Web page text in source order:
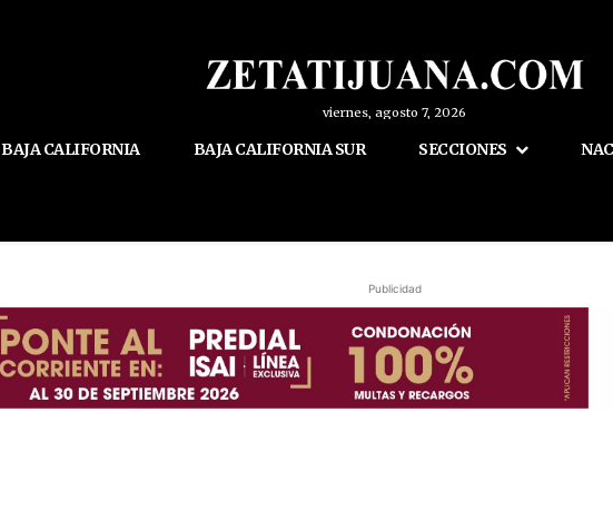
viernes, agosto 7, 2026
BAJA CALIFORNIA BAJA CALIFORNIA SUR SECCIONES
Publicidad